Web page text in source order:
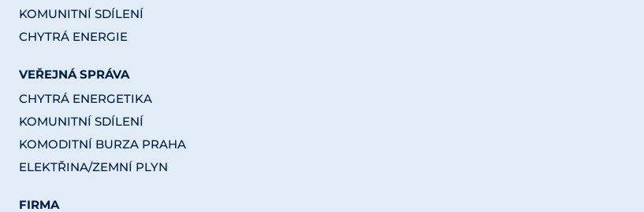
KOMUNITNÍ SDÍLENÍ
CHYTRÁ ENERGIE
VEŘEJNÁ SPRÁVA
CHYTRÁ ENERGETIKA
KOMUNITNÍ SDÍLENÍ
KOMODITNÍ BURZA PRAHA
ELEKTŘINA/ZEMNÍ PLYN
FIRMA